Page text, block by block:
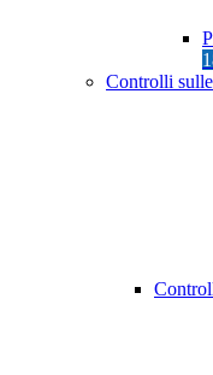
Controlli